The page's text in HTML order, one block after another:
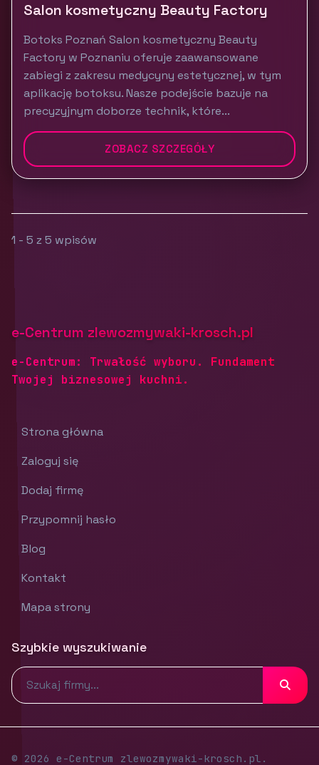
Salon kosmetyczny Beauty Factory
Botoks Poznań Salon kosmetyczny Beauty
Factory w Poznaniu oferuje zaawansowane
zabiegi z zakresu medycyny estetycznej, w tym
aplikację botoksu. Nasze podejście bazuje na
precyzyjnym doborze technik, które...
ZOBACZ SZCZEGÓŁY
1 - 5 z 5 wpisów
e-Centrum zlewozmywaki-krosch.pl
e-Centrum: Trwałość wyboru. Fundament
Twojej biznesowej kuchni.
Strona główna
Zaloguj się
Dodaj firmę
Przypomnij hasło
Blog
Kontakt
Mapa strony
Szybkie wyszukiwanie
© 2026 e-Centrum zlewozmywaki-krosch.pl.